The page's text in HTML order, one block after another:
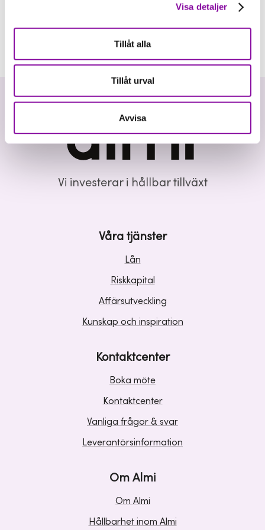
Visa detaljer
Tillåt alla
Tillåt urval
Avvisa
Vi investerar i hållbar tillväxt
Våra tjänster
Lån
Riskkapital
Affärsutveckling
Kunskap och inspiration
Kontaktcenter
Boka möte
Kontaktcenter
Vanliga frågor & svar
Leverantörsinformation
Om Almi
Om Almi
Hållbarhet inom Almi